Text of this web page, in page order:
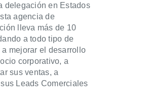
delegación en Estados
agencia de
lleva más de 10
a todo tipo de
a mejorar el desarrollo
corporativo, a
sus ventas, a
Leads Comerciales